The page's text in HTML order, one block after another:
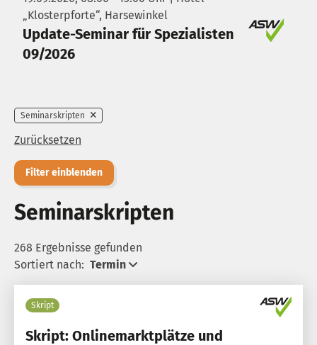
„Klosterpforte“, Harsewinkel
Update-Seminar für Spezialisten
09/2026
Seminarskripten
Zurücksetzen
Filter einblenden
Seminarskripten
268 Ergebnisse gefunden
Sortiert nach: Termin
Skript
Skript: Onlinemarktplätze und